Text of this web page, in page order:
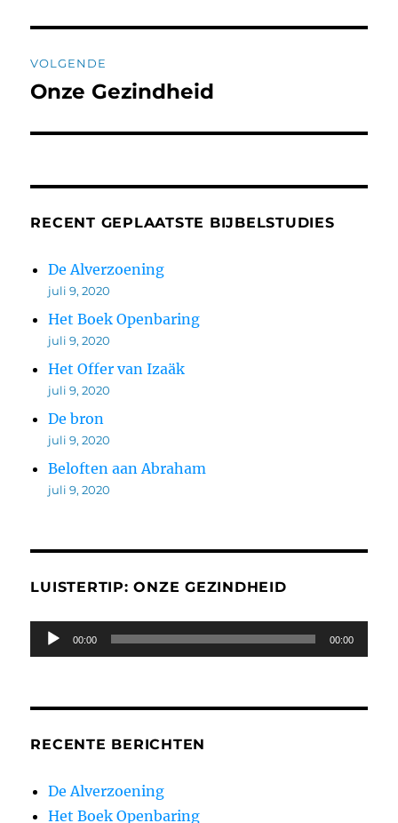
VOLGENDE
Volgend
Onze Gezindheid
RECENT GEPLAATSTE BIJBELSTUDIES
De Alverzoening
juli 9, 2020
Het Boek Openbaring
juli 9, 2020
Het Offer van Izaäk
juli 9, 2020
De bron
juli 9, 2020
Beloften aan Abraham
juli 9, 2020
LUISTERTIP: ONZE GEZINDHEID
Audiospeler
00:00 00:00
RECENTE BERICHTEN
De Alverzoening
Het Boek Openbaring